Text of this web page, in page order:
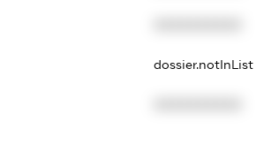
dossier.notInList